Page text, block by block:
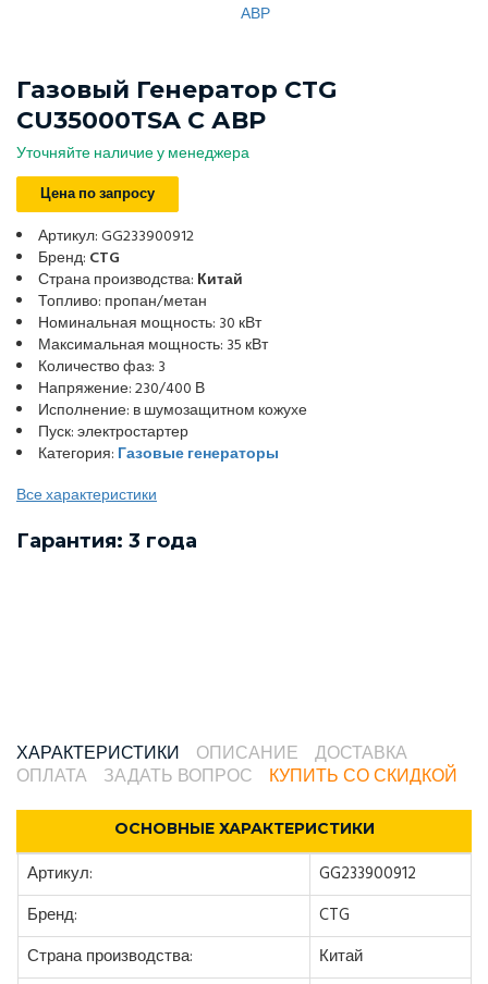
Газовый Генератор CTG
CU35000TSA С АВР
Уточняйте наличие у менеджера
Цена по запросу
Артикул: GG233900912
Бренд: CTG
Страна производства: Китай
Топливо: пропан/метан
Номинальная мощность: 30 кВт
Максимальная мощность: 35 кВт
Количество фаз: 3
Напряжение: 230/400 В
Исполнение: в шумозащитном кожухе
Пуск: электростартер
Категория: Газовые генераторы
Все характеристики
Гарантия: 3 года
ХАРАКТЕРИСТИКИ ОПИСАНИЕ
ДОСТАВКА
ОПЛАТА
ЗАДАТЬ ВОПРОС КУПИТЬ СО СКИДКОЙ
ОСНОВНЫЕ ХАРАКТЕРИСТИКИ
Артикул:
GG233900912
Бренд:
CTG
Страна производства:
Китай